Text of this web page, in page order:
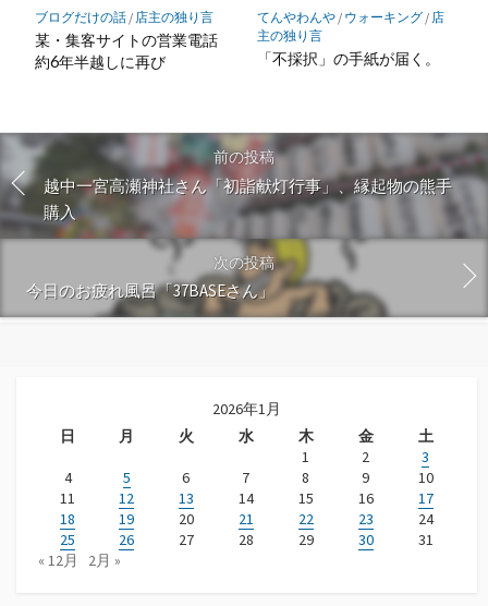
ブログだけの話/ 店主の独り言
某・集客サイトの営業電話
約6年半越しに再び
てんやわんや/ ウォーキング/ 店
主の独り言
「不採択」の手紙が届く。
前の投稿
越中一宮高瀬神社さん「初詣献灯行事」、縁起物の熊手
購入
次の投稿
今日のお疲れ風呂「37BASEさん」
2026年1月
日
月 火 水 木 金
土
1
2
3
4
5 6 7 8 9
10
11
12 13 14 15 16
17
18
19 20 21 22 23
24
25
26 27 28 29 30
31
« 12月
2月 »